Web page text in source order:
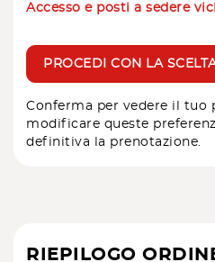
Accesso e posti a sedere
PROCEDI CON LA
Conferma per vedere il tuo
modificare queste
definitiva la prenotazione.
RIEPILOGO